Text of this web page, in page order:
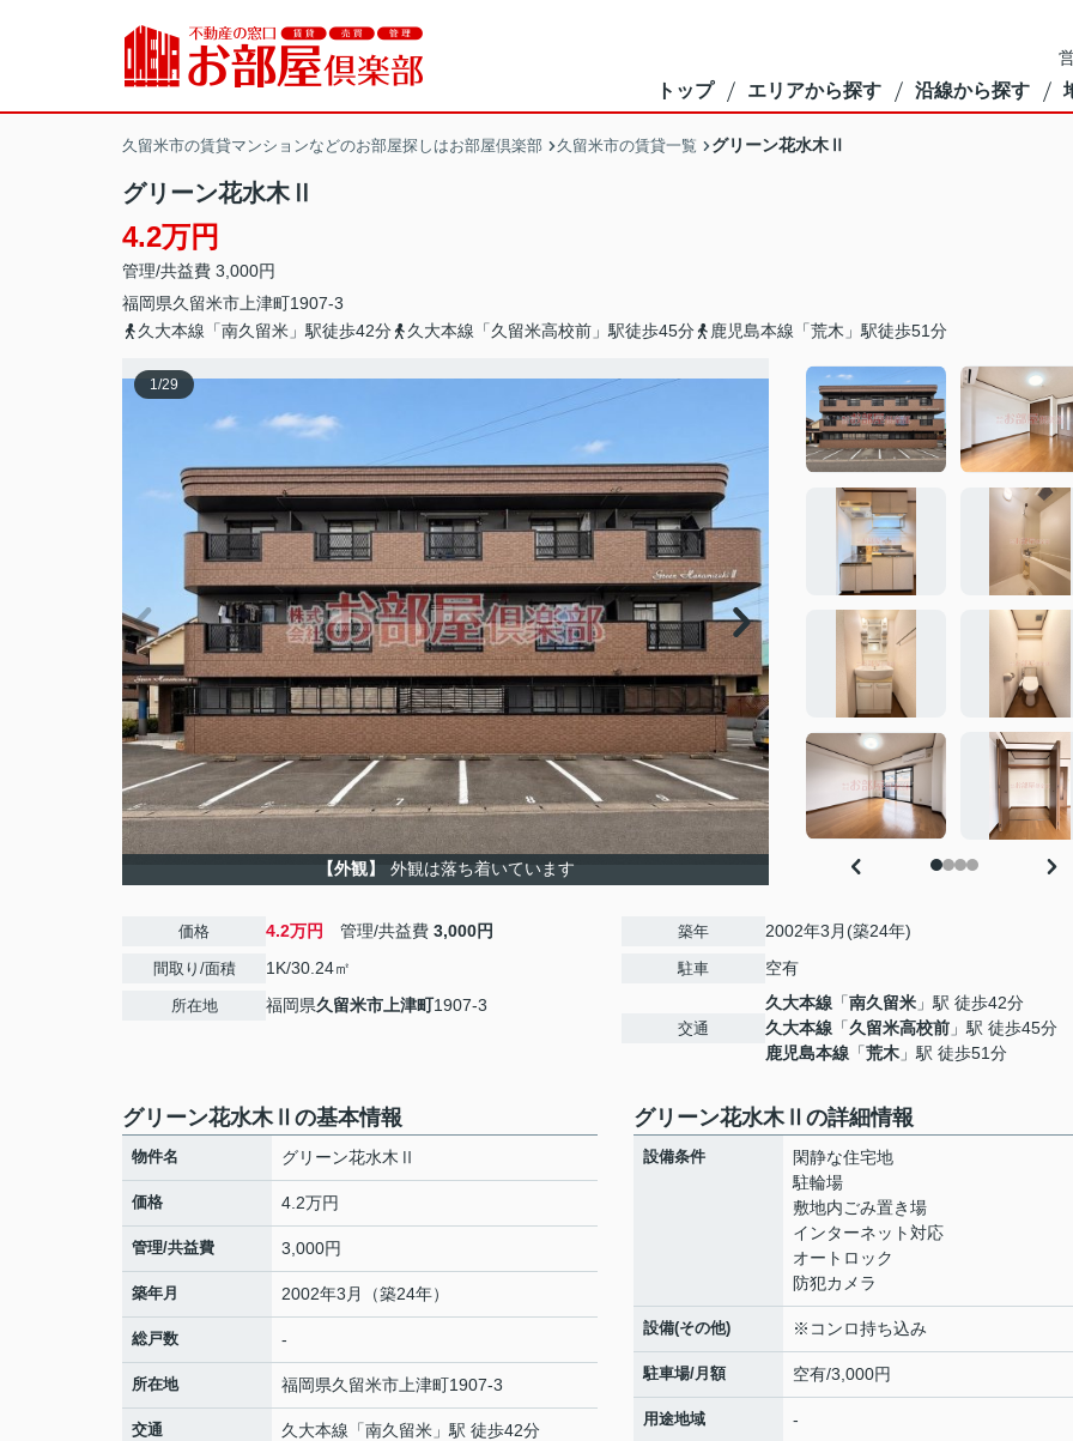
トップ エリアから探す 沿線から探す
久留米市の賃貸マンションなどのお部屋探しはお部屋倶楽部 久留米市の賃貸一覧 グリーン花水木Ⅱ
グリーン花水木Ⅱ
4.2万円
管理/共益費 3,000円
福岡県久留米市 上津町1907-3
久大本線「南久留米」駅徒歩42分
久大本線「久留米高校前」駅徒歩45分 鹿児島本線「荒木」駅徒歩51分
1/29
【外観】 外観は落ち着いています
価格 4.2万円 管理/共益費 3,000円
間取り/面積 1K/30.24㎡
所在地 福岡県久留米市 上津町1907-3
築年 2002年3月(築24年)
駐車 空有
交通
久大本線 「南久留米 」駅 徒歩42分
久大本線 「久留米高校前 」駅 徒歩45分
鹿児島本線 「荒木 」駅 徒歩51分
グリーン花水木Ⅱの基本情報
物件名 グリーン花水木Ⅱ
価格 4.2万円
管理/共益費 3,000円
築年月 2002年3月（築24年）
総戸数 -
所在地 福岡県久留米市 上津町1907-3
交通 久大本線 「南久留米 」駅 徒歩42分
グリーン花水木Ⅱの詳細情報
設備条件
閑静な住宅地
駐輪場
敷地内ごみ置き場
インターネット対応
オートロック
防犯カメラ
設備(その他) ※コンロ持ち込み
駐車場/月額 空有/3,000円
用途地域 -